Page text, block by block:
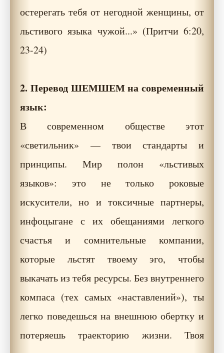
остерегать тебя от негодной женщины, от
льстивого языка чужой...» (Притчи 6:20,
23-24)
2. Перевод ШЕМШЕМ на современный
язык:
В современном обществе этот
«светильник» — твои стандарты и
принципы. Мир полон «льстивых
языков»: это не только роковые
искусители, но и токсичные партнеры,
инфоцыгане с их обещаниями легкого
счастья и сомнительные компании,
которые льстят твоему эго, чтобы
выкачать из тебя ресурсы. Без внутреннего
компаса (тех самых «наставлений»), ты
легко поведешься на внешнюю обертку и
потеряешь траекторию жизни. Твоя